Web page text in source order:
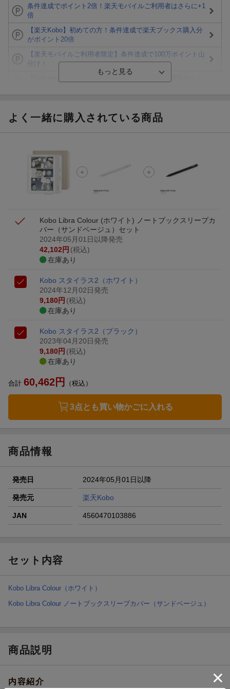
条件達成でポイント2倍！楽天モバイルご利用者はさらに+1
倍
【楽天Kobo】初めての方！条件達成で楽天ブックス購入分
がポイント20倍
【楽天モバイルご利用者限定】条件達成で100万ポイント山
分け！
が当たる！
楽天モバイル紹介キャンペーンの拡散で300円OFFクーポン
進呈
条件達成で楽天限定・宝塚歌劇 宙組貸切公演ペアチケット
が当たる
よく一緒に購入されている商品
Kobo Libra Colour (ホワイト) ノートブックスリープカ
バー（サンドベージュ）セット
2024年05月01日以降発売
42,102円 (税込)
在庫あり
Kobo スタイラス2（ホワイト）
2024年12月02日発売
9,180円 (税込)
在庫あり
Kobo スタイラス2（ブラック）
2023年04月20日発売
9,180円 (税込)
在庫あり
合計 60,462円 （税込）
3点とも買い物かごに入れる
商品情報
発売日 2024年05月01日以降
発売元 楽天Kobo
JAN 4560470103886
セット内容
Kobo Libra Colour（ホワイト）
Kobo Libra Colour ノートブックスリープカバー（サンドベージュ）
商品説明
内容紹介